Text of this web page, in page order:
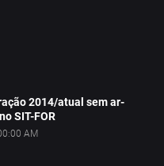
2014/atual sem ar-
SIT-FOR
AM